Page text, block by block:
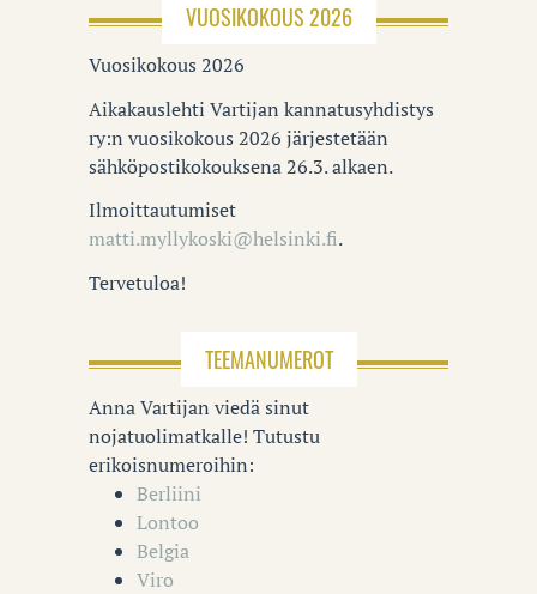
VUOSIKOKOUS 2026
Vuosikokous 2026
Aikakauslehti Vartijan kannatusyhdistys
ry:n vuosikokous 2026 järjestetään
sähköpostikokouksena 26.3. alkaen.
Ilmoittautumiset
matti.myllykoski@helsinki.fi.
Tervetuloa!
TEEMANUMEROT
Anna Vartijan viedä sinut
nojatuolimatkalle! Tutustu
erikoisnumeroihin:
Berliini
Lontoo
Belgia
Viro